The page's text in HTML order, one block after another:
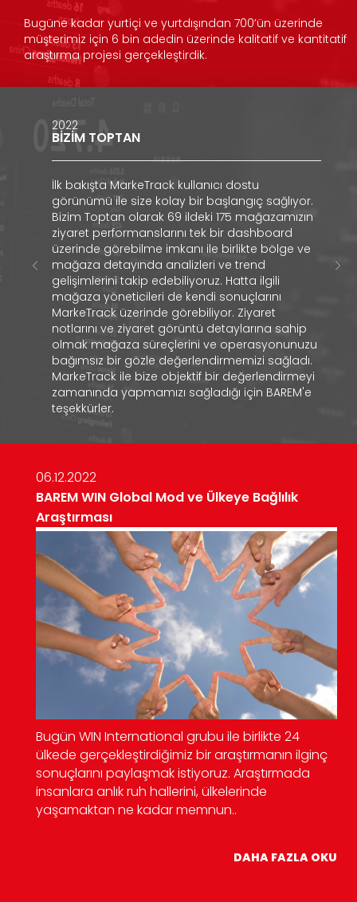
Bugüne kadar yurtiçi ve yurtdışından 700’ün üzerinde
müşterimiz için 6 bin adedin üzerinde kalitatif ve kantitatif
araştırma projesi gerçekleştirdik.
2022
BİZİM TOPTAN
İlk bakışta MarkeTrack kullanıcı dostu
görünümü ile size kolay bir başlangıç sağlıyor.
Bizim Toptan olarak 69 ildeki 175 mağazamızın
ziyaret performanslarını tek bir dashboard
üzerinde görebilme imkanı ile birlikte bölge ve
mağaza detayında analizleri ve trend
gelişimlerini takip edebiliyoruz. Hatta ilgili
mağaza yöneticileri de kendi sonuçlarını
MarkeTrack üzerinde görebiliyor. Ziyaret
notlarını ve ziyaret görüntü detaylarına sahip
olmak mağaza süreçlerini ve operasyonunuzu
bağımsız bir gözle değerlendirmemizi sağladı.
MarkeTrack ile bize objektif bir değerlendirmeyi
zamanında yapmamızı sağladığı için BAREM'e
teşekkürler.
06.12.2022
BAREM WIN Global Mod ve Ülkeye Bağlılık
Araştırması
Bugün WIN International grubu ile birlikte 24
ülkede gerçekleştirdiğimiz bir araştırmanın ilginç
sonuçlarını paylaşmak istiyoruz. Araştırmada
insanlara anlık ruh hallerini, ülkelerinde
yaşamaktan ne kadar memnun..
DAHA FAZLA OKU